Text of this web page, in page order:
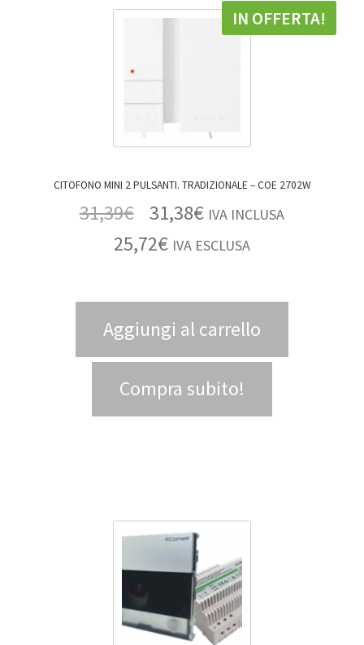
CITOFONO MINI 2 PULSANTI. TRADIZIONALE – COE 2702W
IN OFFERTA!
31,39€ 31,38€ IVA INCLUSA
25,72€ IVA ESCLUSA
Aggiungi al carrello
Compra subito!